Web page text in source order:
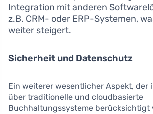
Integration mit anderen
z.B. CRM- oder ERP-Systemen,
weiter steigert.
Sicherheit und Datenschutz
Ein weiterer wesentlicher Aspekt, der
über traditionelle und cloudbasierte
Buchhaltungssysteme berücksichtigt